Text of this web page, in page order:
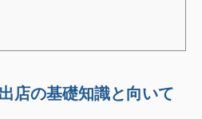
店の基礎知識と向いて